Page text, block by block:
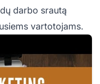
darbo srautą
vartotojams.